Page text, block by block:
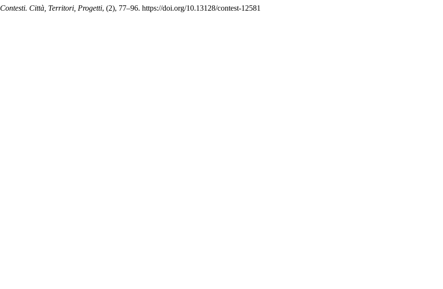
Contesti. Città, Territori, Progetti, (2), 77–96. https://doi.org/10.13128/contest-12581